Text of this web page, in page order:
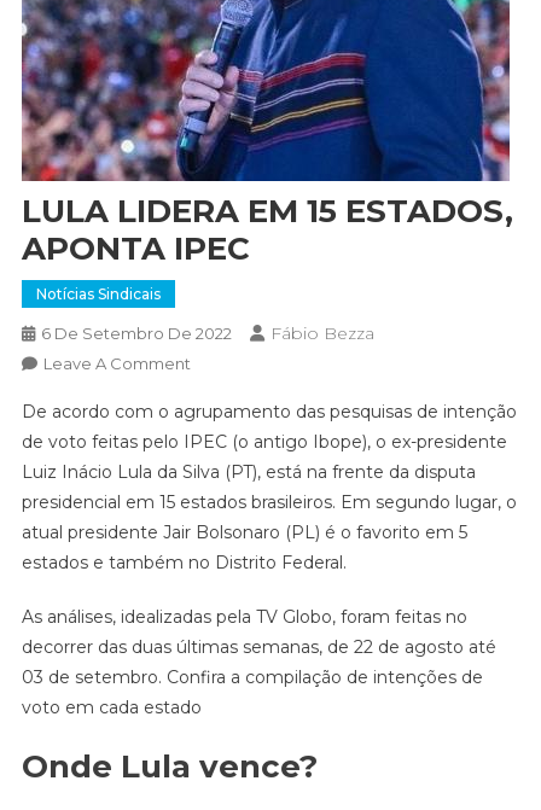
LULA LIDERA EM 15 ESTADOS,
APONTA IPEC
Notícias Sindicais
6 De Setembro De 2022 Fábio Bezza
Leave A CommentOn
LIDERA
EM
15
ESTADOS,
APONTA
IPEC
De acordo com o agrupamento das pesquisas de intenção
de voto feitas pelo IPEC (o antigo Ibope), o ex-presidente
Luiz Inácio Lula da Silva (PT), está na frente da disputa
presidencial em 15 estados brasileiros. Em segundo lugar, o
atual presidente Jair Bolsonaro (PL) é o favorito em 5
estados e também no Distrito Federal.
As análises, idealizadas pela TV Globo, foram feitas no
decorrer das duas últimas semanas, de 22 de agosto até
03 de setembro. Confira a compilação de intenções de
voto em cada estado
Onde Lula vence?